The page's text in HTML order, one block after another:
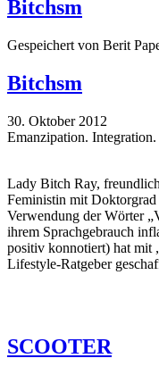
Bitchsm
Gespeichert von Berit
Bitchsm
30. Oktober 2012
Emanzipation.
Lady Bitch Ray,
Feministin mit
Verwendung der Wörter
ihrem Sprachgebrauch
positiv konnotiert) hat mit
Lifestyle-Ratgeber
SCOOTER